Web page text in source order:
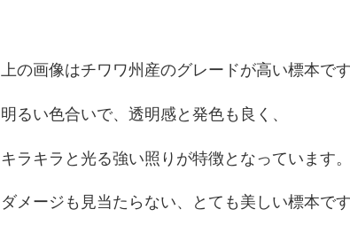
上の画像はチワワ州産のグレードが高い標本で
明るい色合いで、透明感と発色も良く、
キラキラと光る強い照りが特徴となっています
ダメージも見当たらない、とても美しい標本で